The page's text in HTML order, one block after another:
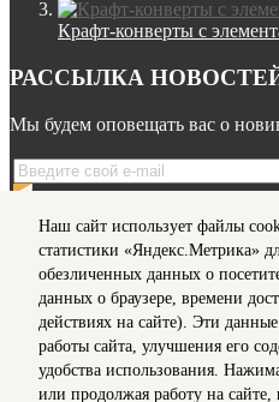
Крафт-конверты с
РАССЫЛКА
Мы будем оповещать вас о
Я даю согласие на
на условиях,
обработки персональных
Мы в соц сетях
Информация для клиентов
Наш сайт использует файлы
статистики «Яндекс.Метрика»
обезличенных данных о
данных о браузере, времени
действиях на сайте). Эти
работы сайта, улучшения его
удобства использования.
или продолжая работу на сайте,